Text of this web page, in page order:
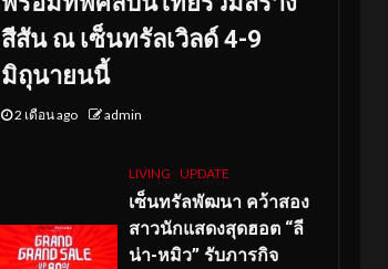
สีสัน ณ เซ็นทรัลเวิลด์ 4-9
มิถุนายนนี้
2 เดือน ago admin
LIVING UPDATE
เซ็นทรัลพัฒนา คว้าสอง
สาวนักแสดงสุดฮอต “ลี
น่า-หมิว” รับภารกิจ